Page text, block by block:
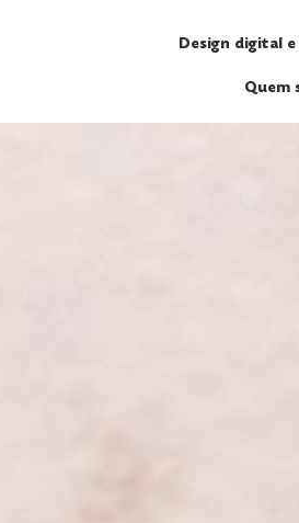
Design digital e
Quem